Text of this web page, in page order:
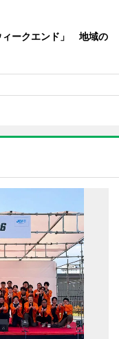
ィークエンド」 地域の